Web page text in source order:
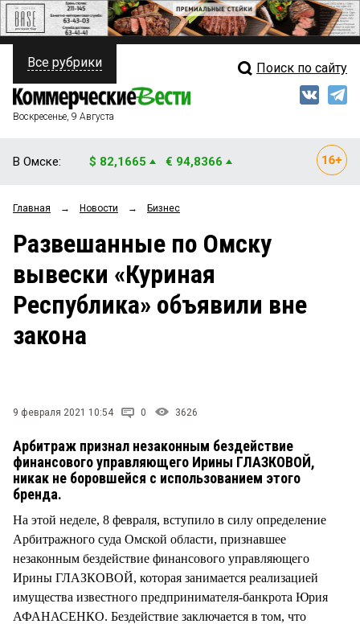
ПОЛИТИКА
ФИНАНСЫ
ОБЩЕСТВО
ЗАКОН
НОВОСТИ КОМПАНИЙ
Свежий выпуск
Рейтинги
Блоги
Архив
Все рубрики Поиск по сайту
Воскресенье, 9 Августа
В Омске: $ 82,1665 € 94,8366
Главная → Новости → Бизнес
Развешанные по Омску
вывески «Куриная
Республика» объявили вне
закона
9 февраля 2021 10:54 0 3626
Арбитраж признал незаконным бездействие
финансового управляющего Ирины ГЛАЗКОВОЙ,
никак не боровшейся с использованием этого
бренда.
На этой неделе, 8 февраля, вступило в силу определение
Арбитражного суда Омской области, признавшее
незаконным бездействие финансового управляющего
Ирины ГЛАЗКОВОЙ, которая занимается реализацией
имущества известного предпринимателя-банкрота Юрия
АФАНАСЕНКО. Бездействие заключается в том, что